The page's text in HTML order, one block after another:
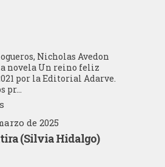
Nicholas Avedon
novela Un reino feliz
por la Editorial Adarve.
pr...
de 2025
(Silvia Hidalgo)